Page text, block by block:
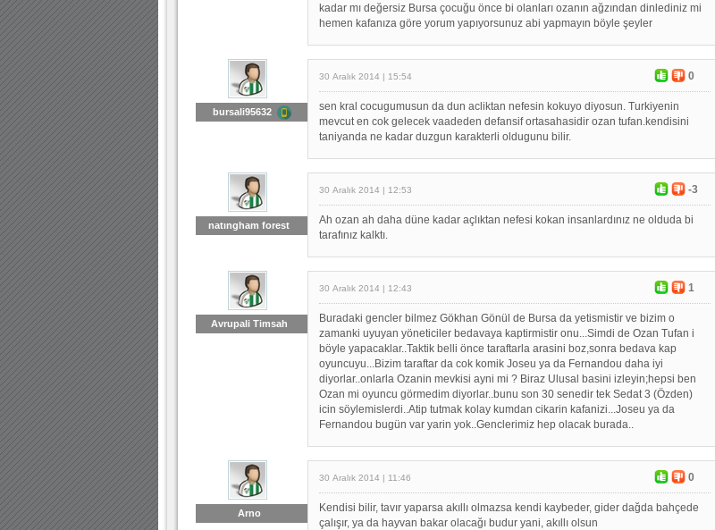
kadar mı değersiz Bursa çocuğu önce bi olanları ozanın ağzından dinlediniz mi
hemen kafanıza göre yorum yapıyorsunuz abi yapmayın böyle şeyler
bursali95632
30 Aralık 2014 | 15:54 0
sen kral cocugumusun da dun acliktan nefesin kokuyo diyosun. Turkiyenin
mevcut en cok gelecek vaadeden defansif ortasahasidir ozan tufan.kendisini
taniyanda ne kadar duzgun karakterli oldugunu bilir.
natıngham forest
30 Aralık 2014 | 12:53 -3
Ah ozan ah daha düne kadar açlıktan nefesi kokan insanlardınız ne olduda bi
tarafınız kalktı.
Avrupali Timsah
30 Aralık 2014 | 12:43 1
Buradaki gencler bilmez Gökhan Gönül de Bursa da yetismistir ve bizim o
zamanki uyuyan yöneticiler bedavaya kaptirmistir onu...Simdi de Ozan Tufan i
böyle yapacaklar..Taktik belli önce taraftarla arasini boz,sonra bedava kap
oyuncuyu...Bizim taraftar da cok komik Joseu ya da Fernandou daha iyi
diyorlar..onlarla Ozanin mevkisi ayni mi ? Biraz Ulusal basini izleyin;hepsi ben
Ozan mi oyuncu görmedim diyorlar..bunu son 30 senedir tek Sedat 3 (Özden)
icin söylemislerdi..Atip tutmak kolay kumdan cikarin kafanizi...Joseu ya da
Fernandou bugün var yarin yok..Genclerimiz hep olacak burada..
Arno
30 Aralık 2014 | 11:46 0
Kendisi bilir, tavır yaparsa akıllı olmazsa kendi kaybeder, gider dağda bahçede
çalışır, ya da hayvan bakar olacağı budur yani, akıllı olsun